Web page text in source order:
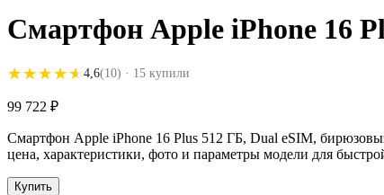
Смартфон Apple iPhone 16
★★★★★
★★★★★ 4,6(10) · 15 купили
99 722 ₽
Смартфон Apple iPhone 16 Plus 512 ГБ, Dual eSIM,
цена, характеристики, фото и параметры модели для
Купить